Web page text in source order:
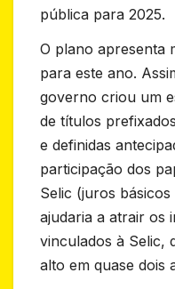
pública para 2025.
O plano apresenta
para este ano.
governo criou um
de títulos
e definidas
participação dos
Selic (juros
ajudaria a atrair os
vinculados à Selic,
alto em quase dois